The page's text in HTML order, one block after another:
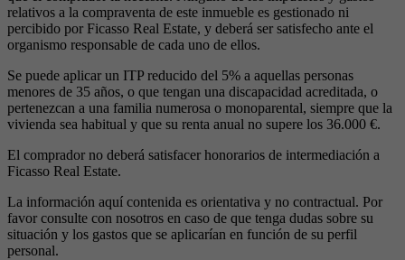
relativos a la compraventa de este inmueble es gestionado ni
percibido por Ficasso Real Estate, y deberá ser satisfecho ante el
organismo responsable de cada uno de ellos.
Se puede aplicar un ITP reducido del 5% a aquellas personas
menores de 35 años, o que tengan una discapacidad acreditada, o
pertenezcan a una familia numerosa o monoparental, siempre que la
vivienda sea habitual y que su renta anual no supere los 36.000 €.
El comprador no deberá satisfacer honorarios de intermediación a
Ficasso Real Estate.
La información aquí contenida es orientativa y no contractual. Por
favor consulte con nosotros en caso de que tenga dudas sobre su
situación y los gastos que se aplicarían en función de su perfil
personal.